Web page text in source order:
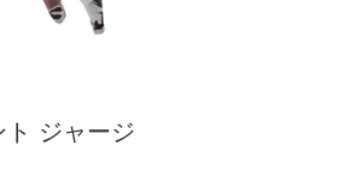
ト ジャージ